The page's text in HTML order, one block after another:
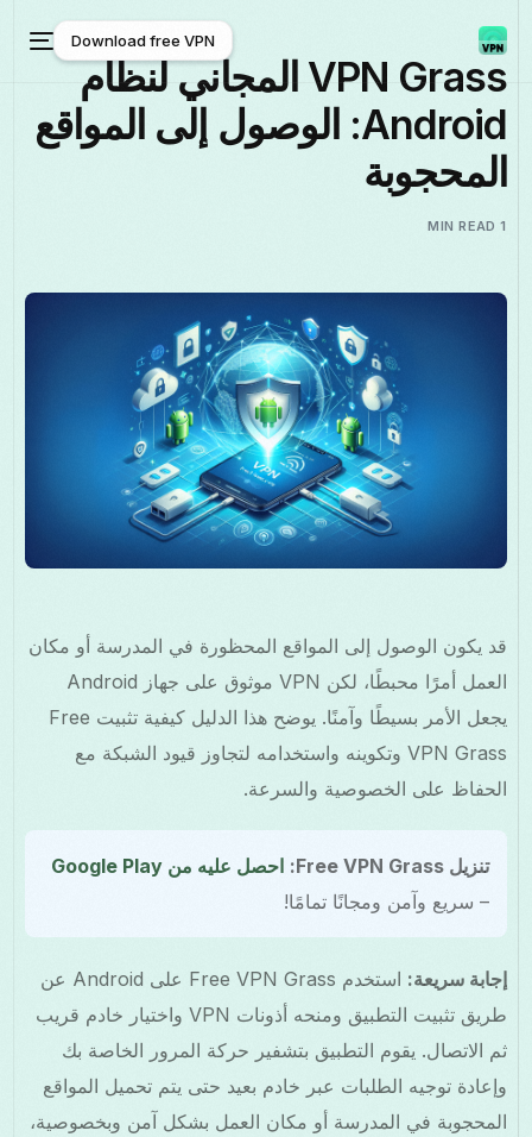
Download free VPN
Download free VPN
VPN Grass المجاني لنظام
Android: الوصول إلى المواقع
المحجوبة
1 MIN READ
قد يكون الوصول إلى المواقع المحظورة في المدرسة أو مكان
العمل أمرًا محبطًا، لكن VPN موثوق على جهاز Android
يجعل الأمر بسيطًا وآمنًا. يوضح هذا الدليل كيفية تثبيت Free
VPN Grass وتكوينه واستخدامه لتجاوز قيود الشبكة مع
الحفاظ على الخصوصية والسرعة.
تنزيل Free VPN Grass:
احصل عليه من Google Play
– سريع وآمن ومجانًا تمامًا!
إجابة سريعة:
استخدم Free VPN Grass على Android عن
طريق تثبيت التطبيق ومنحه أذونات VPN واختيار خادم قريب
ثم الاتصال. يقوم التطبيق بتشفير حركة المرور الخاصة بك
وإعادة توجيه الطلبات عبر خادم بعيد حتى يتم تحميل المواقع
المحجوبة في المدرسة أو مكان العمل بشكل آمن وبخصوصية،